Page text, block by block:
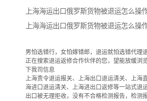
上海海运出口俄罗斯货物被退运怎么操
上海海运出口俄罗斯货物被退运怎么操
男怕选错行，女怕嫁错郎，退运就怕选错代理
正在搜索退运返修合作伙伴的您，望能放缓浏
下我司信息
上海责令退运报关、上海出口退运清关、上海
海进口退运清关、上海进出口返修等一站式退
出口被无理拒收，没有不合格检测报告，检测